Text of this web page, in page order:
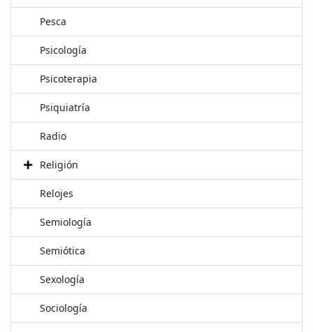
Pesca
Psicología
Psicoterapia
Psiquiatría
Radio
Religión
Relojes
Semiología
Semiótica
Sexología
Sociología